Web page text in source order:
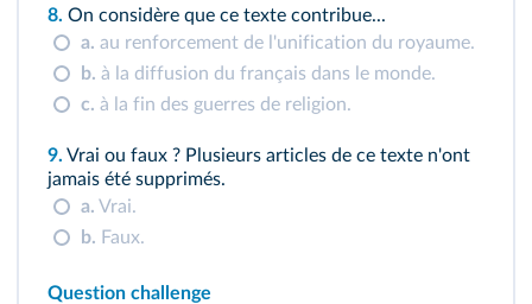
8. On considère que ce texte contribue...
a. au renforcement de l'unification du royaume.
b. à la diffusion du français dans le monde.
c. à la fin des guerres de religion.
9. Vrai ou faux ? Plusieurs articles de ce texte n'ont
jamais été supprimés.
a. Vrai.
b. Faux.
Question challenge